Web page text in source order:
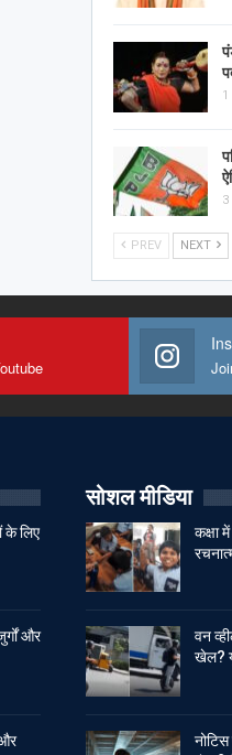
1
3
PREV NEXT
के लिए
और
सोशल मीडिया
कक्षा
वन
खेल?